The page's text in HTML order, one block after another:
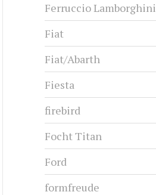
Ferruccio Lamborghini
Fiat
Fiat/Abarth
Fiesta
firebird
Focht Titan
Ford
formfreude